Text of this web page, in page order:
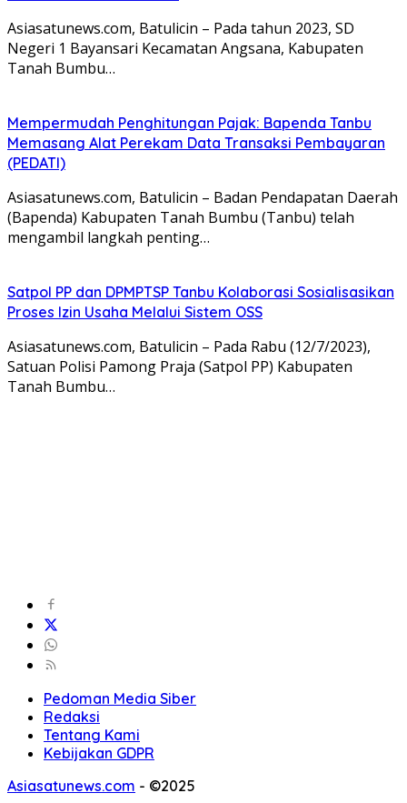
Asiasatunews.com, Batulicin – Pada tahun 2023, SD
Negeri 1 Bayansari Kecamatan Angsana, Kabupaten
Tanah Bumbu…
Mempermudah Penghitungan Pajak: Bapenda Tanbu
Memasang Alat Perekam Data Transaksi Pembayaran
(PEDATI)
Asiasatunews.com, Batulicin – Badan Pendapatan Daerah
(Bapenda) Kabupaten Tanah Bumbu (Tanbu) telah
mengambil langkah penting…
Satpol PP dan DPMPTSP Tanbu Kolaborasi Sosialisasikan
Proses Izin Usaha Melalui Sistem OSS
Asiasatunews.com, Batulicin – Pada Rabu (12/7/2023),
Satuan Polisi Pamong Praja (Satpol PP) Kabupaten
Tanah Bumbu…
Pedoman Media Siber
Redaksi
Tentang Kami
Kebijakan GDPR
Asiasatunews.com - ©2025